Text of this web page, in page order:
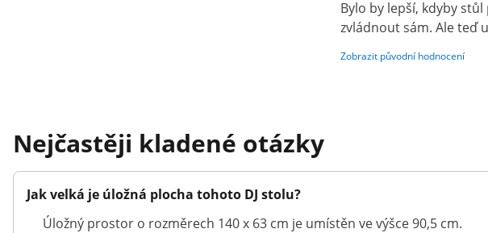
Bylo by lepší, kdyby
zvládnout sám. Ale teď
Zobrazit původní hodnocení
Nejčastěji kladené otázky
Jak velká je úložná plocha tohoto DJ stolu?
Úložný prostor o rozměrech 140 x 63 cm je umístěn ve výšce 90,5 cm.